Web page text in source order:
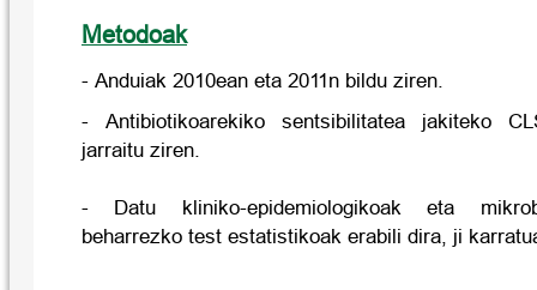
Metodoak
- Anduiak 2010ean eta 2011n bildu ziren.
- Antibiotikoarekiko sentsibilitatea jakiteko
jarraitu ziren.
- Datu kliniko-epidemiologikoak eta
beharrezko test estatistikoak erabili dira, ji